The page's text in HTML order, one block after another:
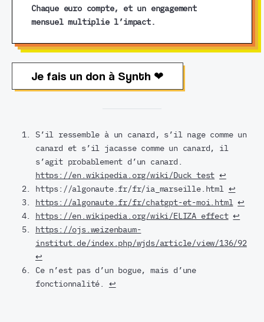
Chaque euro compte, et un engagement
mensuel multiplie l’impact.
Je fais un don à Synth ❤︎
S’il ressemble à un canard, s’il nage comme un
canard et s’il jacasse comme un canard, il
s’agit probablement d’un canard.
https://en.wikipedia.org/wiki/Duck_test ↩︎
https://algonaute.fr/fr/ia_marseille.html ↩︎
https://algonaute.fr/fr/chatgpt-et-moi.html ↩︎
https://en.wikipedia.org/wiki/ELIZA_effect ↩︎
https://ojs.weizenbaum-
institut.de/index.php/wjds/article/view/136/92
↩︎
Ce n’est pas d’un bogue, mais d’une
fonctionnalité. ↩︎